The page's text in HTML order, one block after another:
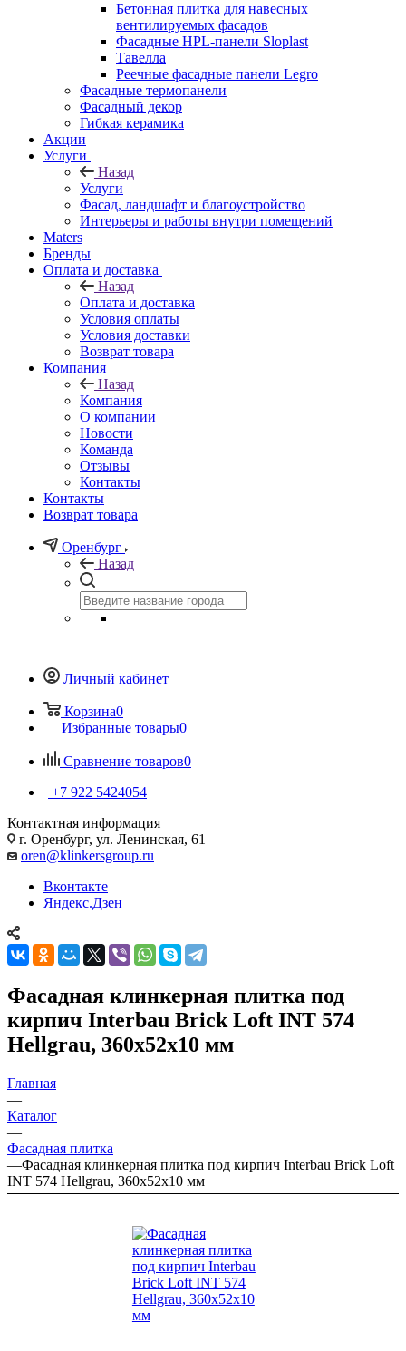
Бетонная плитка для навесных
вентилируемых фасадов
Фасадные HPL-панели Sloplast
Тавелла
Реечные фасадные панели Legro
Фасадные термопанели
Фасадный декор
Гибкая керамика
Акции
Услуги
Назад
Услуги
Фасад, ландшафт и благоустройство
Интерьеры и работы внутри помещений
Maters
Бренды
Оплата и доставка
Назад
Оплата и доставка
Условия оплаты
Условия доставки
Возврат товара
Компания
Назад
Компания
О компании
Новости
Команда
Отзывы
Контакты
Контакты
Возврат товара
Оренбург
Назад
Личный кабинет
Корзина0
Избранные товары0
Сравнение товаров0
+7 922 5424054
Контактная информация
г. Оренбург, ул. Ленинская, 61
oren@klinkersgroup.ru
Вконтакте
Яндекс.Дзен
Фасадная клинкерная плитка под
кирпич Interbau Brick Loft INT 574
Hellgrau, 360х52х10 мм
Главная
—
Каталог
—
Фасадная плитка
—Фасадная клинкерная плитка под кирпич Interbau Brick Loft
INT 574 Hellgrau, 360х52х10 мм